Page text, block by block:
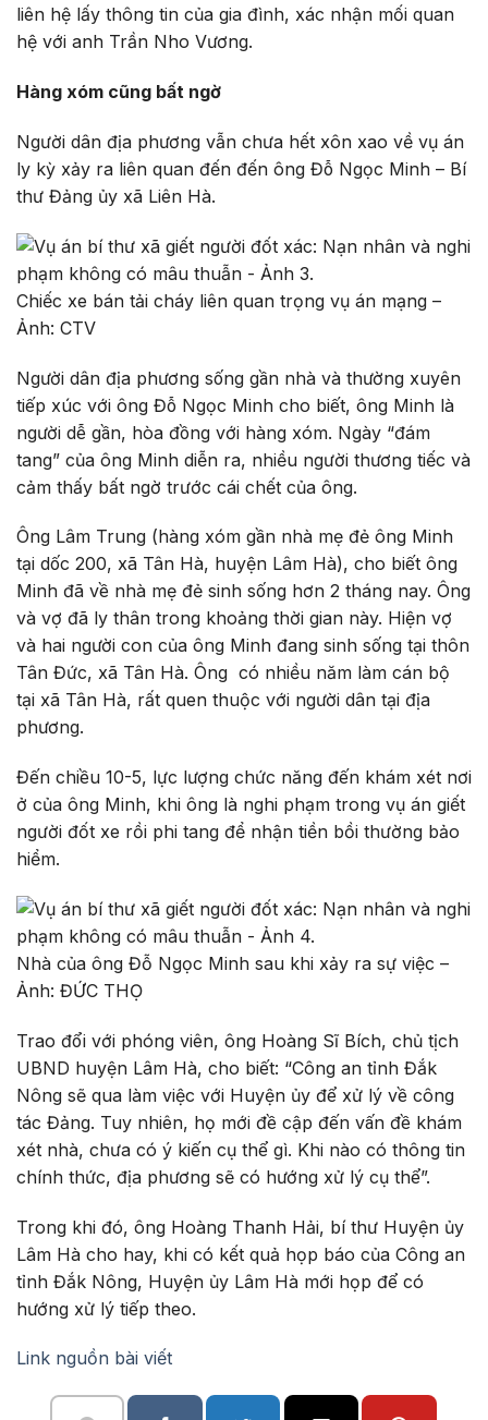
liên hệ lấy thông tin của gia đình, xác nhận mối quan
hệ với anh Trần Nho Vương.
Hàng xóm cũng bất ngờ
Người dân địa phương vẫn chưa hết xôn xao về vụ án
ly kỳ xảy ra liên quan đến đến ông Đỗ Ngọc Minh – Bí
thư Đảng ủy xã Liên Hà.
Chiếc xe bán tải cháy liên quan trọng vụ án mạng –
Ảnh: CTV
Người dân địa phương sống gần nhà và thường xuyên
tiếp xúc với ông Đỗ Ngọc Minh cho biết, ông Minh là
người dễ gần, hòa đồng với hàng xóm. Ngày “đám
tang” của ông Minh diễn ra, nhiều người thương tiếc và
cảm thấy bất ngờ trước cái chết của ông.
Ông Lâm Trung (hàng xóm gần nhà mẹ đẻ ông Minh
tại dốc 200, xã Tân Hà, huyện Lâm Hà), cho biết ông
Minh đã về nhà mẹ đẻ sinh sống hơn 2 tháng nay. Ông
và vợ đã ly thân trong khoảng thời gian này. Hiện vợ
và hai người con của ông Minh đang sinh sống tại thôn
Tân Đức, xã Tân Hà. Ông có nhiều năm làm cán bộ
tại xã Tân Hà, rất quen thuộc với người dân tại địa
phương.
Đến chiều 10-5, lực lượng chức năng đến khám xét nơi
ở của ông Minh, khi ông là nghi phạm trong vụ án giết
người đốt xe rồi phi tang để nhận tiền bồi thường bảo
hiểm.
Nhà của ông Đỗ Ngọc Minh sau khi xảy ra sự việc –
Ảnh: ĐỨC THỌ
Trao đổi với phóng viên, ông Hoàng Sĩ Bích, chủ tịch
UBND huyện Lâm Hà, cho biết: “Công an tỉnh Đắk
Nông sẽ qua làm việc với Huyện ủy để xử lý về công
tác Đảng. Tuy nhiên, họ mới đề cập đến vấn đề khám
xét nhà, chưa có ý kiến cụ thể gì. Khi nào có thông tin
chính thức, địa phương sẽ có hướng xử lý cụ thể”.
Trong khi đó, ông Hoàng Thanh Hải, bí thư Huyện ủy
Lâm Hà cho hay, khi có kết quả họp báo của Công an
tỉnh Đắk Nông, Huyện ủy Lâm Hà mới họp để có
hướng xử lý tiếp theo.
Link nguồn bài viết